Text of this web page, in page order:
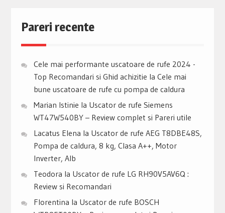
Pareri recente
Cele mai performante uscatoare de rufe 2024 -
Top Recomandari si Ghid achizitie la Cele mai
bune uscatoare de rufe cu pompa de caldura
Marian Istinie la Uscator de rufe Siemens
WT47W540BY – Review complet si Pareri utile
Lacatus Elena la Uscator de rufe AEG T8DBE48S,
Pompa de caldura, 8 kg, Clasa A++, Motor
Inverter, Alb
Teodora la Uscator de rufe LG RH90V5AV6Q :
Review si Recomandari
Florentina la Uscator de rufe BOSCH